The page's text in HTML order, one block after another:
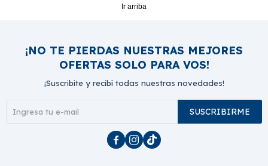
Ir arriba
¡NO TE PIERDAS NUESTRAS MEJORES
OFERTAS SOLO PARA VOS!
¡Suscribite y recibí todas nuestras novedades!
SUSCRIBIRME
  